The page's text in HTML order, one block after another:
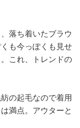
落ち着いたブラウ
も今っぽくも見せ
これ、トレンドの
の起毛なので着用
満点。アウターと